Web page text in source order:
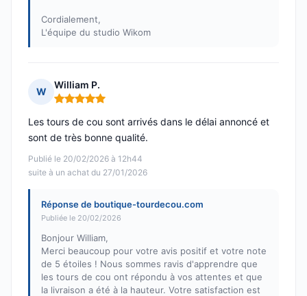
Cordialement,
L'équipe du studio Wikom
W
William P.
Note : 5 sur 5
Publié le 20/02/2026 à 12h44
suite à un achat du 27/01/2026
Les tours de cou sont arrivés dans le délai annoncé et
sont de très bonne qualité.
Réponse de boutique-tourdecou.com
Publiée le 20/02/2026
Bonjour William,
Merci beaucoup pour votre avis positif et votre note
de 5 étoiles ! Nous sommes ravis d'apprendre que
les tours de cou ont répondu à vos attentes et que
la livraison a été à la hauteur. Votre satisfaction est